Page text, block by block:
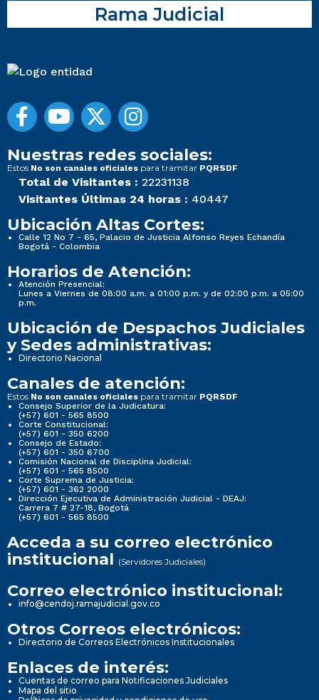
Rama Judicial
Nuestras redes sociales:
Estos No son canales oficiales para tramitar PQRSDF
Total de Visitantes : 22231138
Visitantes Últimas 24 horas : 40447
Ubicación Altas Cortes:
Calle 12 No 7 - 65, Palacio de Justicia Alfonso Reyes Echandía
Bogotá - Colombia
Horarios de Atención:
Atención Presencial:
Lunes a Viernes de 08:00 a.m. a 01:00 p.m. y de 02:00 p.m. a 05:00
p.m.
Ubicación de Despachos Judiciales
y Sedes administrativas:
Directorio Nacional
Canales de atención:
Estos No son canales oficiales para tramitar PQRSDF
Consejo Superior de la Judicatura:
(+57) 601 - 565 8500
Corte Constitucional:
(+57) 601 - 350 6200
Consejo de Estado:
(+57) 601 - 350 6700
Comisión Nacional de Disciplina Judicial:
(+57) 601 - 565 8500
Corte Suprema de Justicia:
(+57) 601 - 362 2000
Dirección Ejecutiva de Administración Judicial - DEAJ:
Carrera 7 # 27-18, Bogotá
(+57) 601 - 565 8500
Acceda a su correo electrónico
institucional (Servidores Judiciales)
Correo electrónico institucional:
info@cendoj.ramajudicial.gov.co
Otros Correos electrónicos:
Directorio de Correos Electrónicos Institucionales
Enlaces de interés:
Cuentas de correo para Notificaciones Judiciales
Mapa del sitio